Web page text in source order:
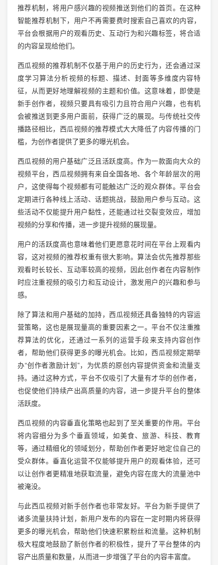
推荐机制，将用户感兴趣的视频推送到他们的首页。在这种
智能推荐机制下，用户不再需要费时搜索自己喜欢的内容，
平台会根据用户的观看历史、互动行为和兴趣标签，将合适
的内容呈现给他们。
西瓜视频的推荐机制不仅基于用户的历史行为，还会通过深
度学习算法分析视频的标题、描述、封面等多维度内容特
征，从而更好地理解视频的主题和价值。这意味着，即使是
新手创作者，视频只要具有吸引力且符合用户兴趣，也有机
会被推送到更多用户面前，获得广泛的展现。与传统社交传
播路径相比，西瓜视频的推荐模式大大降低了内容传播的门
槛，为创作者提供了更多的曝光机会。
西瓜视频的用户基础广泛且活跃度高。作为一款面向大众的
视频平台，西瓜视频拥有来自全国各地、各个年龄层次的用
户，这使得每个视频都有可能触达广泛的观众群体。平台会
定期进行各种线上活动、话题挑战，鼓励用户参与互动。这
些活动不仅能提升用户黏性，还能通过社交裂变效应，增加
视频的分享和传播，进一步提升视频的展现量。
用户的活跃度高也意味着他们更愿意花时间在平台上观看内
容，这对视频的推荐权重有很大影响。算法会优先推荐那些
观看时长较长、互动率较高的视频，因此创作者在内容制作
时应注重视频的吸引力和互动设计，激发用户的兴趣和参与
感。
除了算法和用户基础的加持，西瓜视频还具备独特的内容运
营策略，这也是展现量高的重要因素之一。平台不仅注重推
荐算法的优化，还通过一系列的运营手段来支持内容创作
者，帮助他们获得更多的曝光机会。比如，西瓜视频定期举
办“创作者激励计划”，为优质的原创内容提供资金和流量支
持。通过这种方式，平台不仅吸引了大量有才华的创作者，
也促使他们持续产出高质量的内容，进一步提升平台的整体
活跃度。
西瓜视频的内容垂直化策略也起到了至关重要的作用。平台
将内容细分为多个垂直领域，如美食、旅游、科技、教育
等，通过精细化的领域划分，帮助创作者更好地定位自己的
受众群体。垂直化运营不仅能够提升用户的观看体验，还可
以让创作者更精准地获取流量，避免内容在庞大的流量池中
被淹没。
与此西瓜视频对新手创作者也非常友好。平台为新手提供了
诸多流量扶持计划，新用户发布的内容在一定时期内将获得
更多的曝光机会，帮助他们快速积累粉丝和流量。这种机制
极大程度地鼓励了新创作者的积极性，提升了平台整体的内
容产出质量和数量，从而进一步增强了平台的内容丰富度。